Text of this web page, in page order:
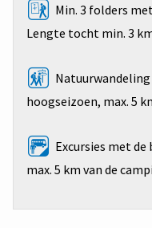
Min. 3 folders
Lengte tocht min. 3
hoogseizoen, max. 5
Excursies met de
max. 5 km van de